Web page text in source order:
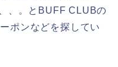
、。とBUFF CLUBの
ポンなどを探してい